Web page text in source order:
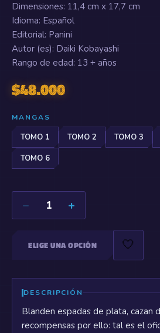
Dimensiones: 11,4 cm x 17,7 cm
Idioma: Español
Editorial: Panini
Autor (es): Daiki Kobayashi
Rango de edad: 13 + años
$48.000
MANGAS
TOMO 1 TOMO 2 TOMO 3
TOMO 6
− 1 +
ELIGE UNA OPCIÓN 🤍
DESCRIPCIÓN
Blanden espadas de plata, cazan
recompensas por ello: tal es el